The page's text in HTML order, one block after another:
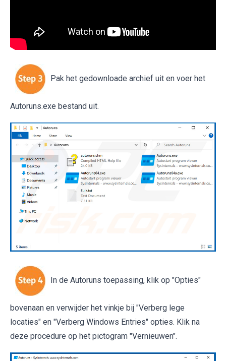
Pak het gedownloade archief uit en voer het
Autoruns.exe bestand uit.
In de Autoruns toepassing, klik op "Opties"
bovenaan en verwijder het vinkje bij "Verberg lege
locaties" en "Verberg Windows Entries" opties. Klik na
deze procedure op het pictogram "Vernieuwen".